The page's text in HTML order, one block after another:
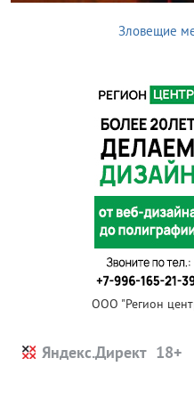
Зловещие
ООО "Регион
Яндекс.Директ